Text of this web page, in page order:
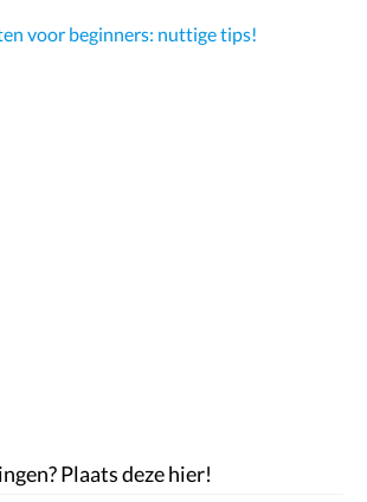
voor beginners: nuttige tips!
Plaats deze hier!